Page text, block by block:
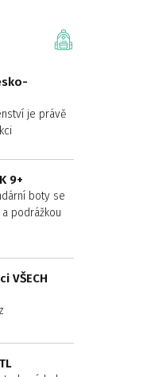
je právě
9+
boty se
podrážkou
VŠECH